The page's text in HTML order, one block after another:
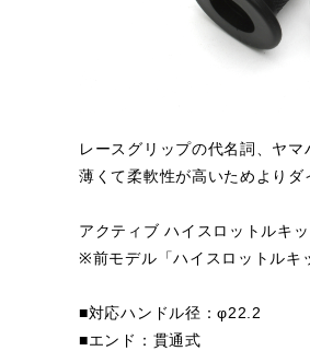
レースグリップの代名詞、ヤ
薄くて柔軟性が高いためよりダ
アクティブ ハイスロットルキ
※前モデル「ハイスロットルキ
■対応ハンドル径：φ22.2
■エンド：貫通式